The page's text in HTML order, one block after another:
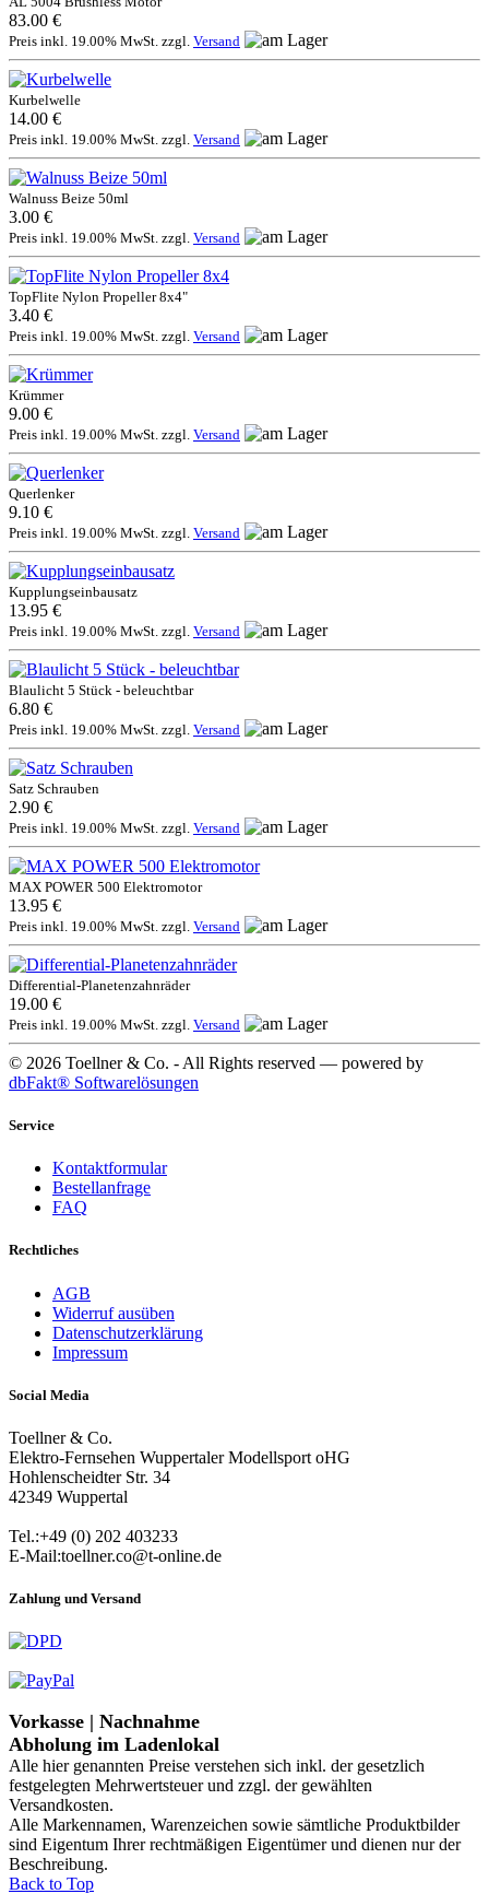
83.00 €
Preis inkl. 19.00% MwSt. zzgl. Versand
Kurbelwelle
14.00 €
Preis inkl. 19.00% MwSt. zzgl. Versand
Walnuss Beize 50ml
3.00 €
Preis inkl. 19.00% MwSt. zzgl. Versand
TopFlite Nylon Propeller 8x4"
3.40 €
Preis inkl. 19.00% MwSt. zzgl. Versand
Krümmer
9.00 €
Preis inkl. 19.00% MwSt. zzgl. Versand
Querlenker
9.10 €
Preis inkl. 19.00% MwSt. zzgl. Versand
Kupplungseinbausatz
13.95 €
Preis inkl. 19.00% MwSt. zzgl. Versand
Blaulicht 5 Stück - beleuchtbar
6.80 €
Preis inkl. 19.00% MwSt. zzgl. Versand
Satz Schrauben
2.90 €
Preis inkl. 19.00% MwSt. zzgl. Versand
MAX POWER 500 Elektromotor
13.95 €
Preis inkl. 19.00% MwSt. zzgl. Versand
Differential-Planetenzahnräder
19.00 €
Preis inkl. 19.00% MwSt. zzgl. Versand
© 2026 Toellner & Co. - All Rights reserved — powered by
dbFakt® Softwarelösungen
Service
Kontaktformular
Bestellanfrage
FAQ
Rechtliches
AGB
Widerruf ausüben
Datenschutzerklärung
Impressum
Social Media
Toellner & Co.
Elektro-Fernsehen Wuppertaler Modellsport oHG
Hohlenscheidter Str. 34
42349 Wuppertal
Tel.:+49 (0) 202 403233
E-Mail:toellner.co@t-online.de
Zahlung und Versand
Vorkasse | Nachnahme
Abholung im Ladenlokal
Alle hier genannten Preise verstehen sich inkl. der gesetzlich
festgelegten Mehrwertsteuer und zzgl. der gewählten
Versandkosten.
Alle Markennamen, Warenzeichen sowie sämtliche Produktbilder
sind Eigentum Ihrer rechtmäßigen Eigentümer und dienen nur der
Beschreibung.
Back to Top